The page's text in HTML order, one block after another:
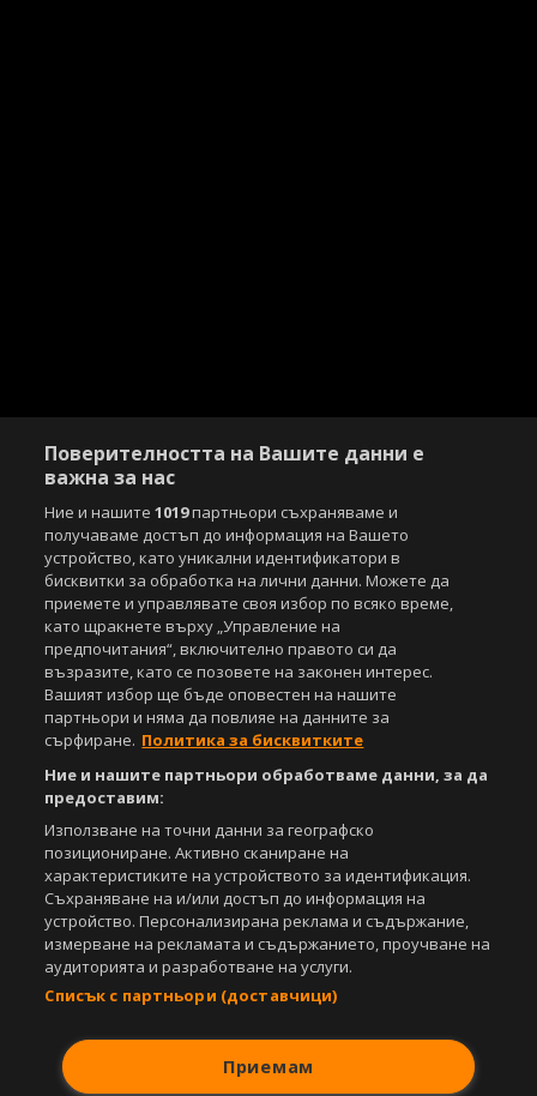
Поверителността на Вашите данни е
важна за нас
Ние и нашите1019партньори съхраняваме и
получаваме достъп до информация на Вашето
устройство, като уникални идентификатори в
бисквитки за обработка на лични данни. Можете да
приемете и управлявате своя избор по всяко време,
като щракнете върху „Управление на
предпочитания“, включително правото си да
възразите, като се позовете на законен интерес.
Вашият избор ще бъде оповестен на нашите
партньори и няма да повлияе на данните за
сърфиране. Политика за бисквитките
Ние и нашите партньори обработваме данни, за да
предоставим:
Използване на точни данни за географско
позициониране. Активно сканиране на
характеристиките на устройството за идентификация.
Съхраняване на и/или достъп до информация на
устройство. Персонализирана реклама и съдържание,
измерване на рекламата и съдържанието, проучване на
аудиторията и разработване на услуги.
Списък с партньори (доставчици)
Приемам